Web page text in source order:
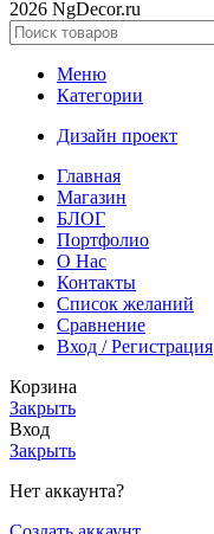
2026 NgDecor.ru
Меню
Категории
Дизайн проект
Главная
Магазин
БЛОГ
Портфолио
О Нас
Контакты
Список желаний
Сравнение
Вход / Регистрация
Корзина
Закрыть
Вход
Закрыть
Нет аккаунта?